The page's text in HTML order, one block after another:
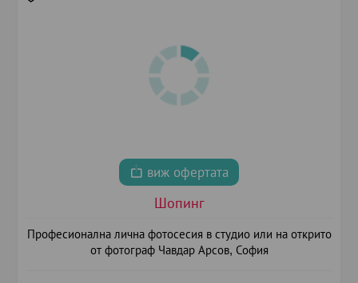
виж офертата
Шопинг
Професионална лична фотосесия в студио или на открито
от фотограф Чавдар Арсов, София